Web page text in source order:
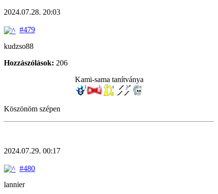
2024.07.28. 20:03
#479
kudzso88
Hozzászólások: 206
Kami-sama tanítványa
Köszönöm szépen
2024.07.29. 00:17
#480
lannier